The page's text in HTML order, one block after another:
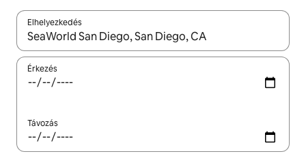
Elhelyezkedés
Az eredmények között a felfelé és a lefelé nyíllal
Érkezés
Távozás